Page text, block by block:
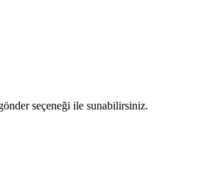
seçeneği ile sunabilirsiniz.